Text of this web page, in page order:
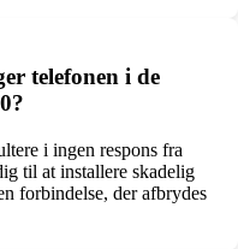
telefonen i de
i ingen respons fra
til at installere skadelig
forbindelse, der afbrydes